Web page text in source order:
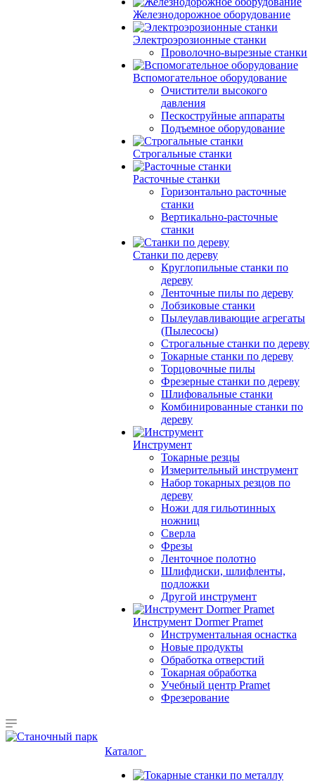
Железнодорожное оборудование
Электроэрозионные станки
Проволочно-вырезные станки
Вспомогательное оборудование
Очистители высокого
давления
Пескоструйные аппараты
Подъемное оборудование
Строгальные станки
Расточные станки
Горизонтально расточные
станки
Вертикально-расточные
станки
Станки по дереву
Круглопильные станки по
дереву
Ленточные пилы по дереву
Лобзиковые станки
Пылеулавливающие агрегаты
(Пылесосы)
Строгальные станки по дереву
Токарные станки по дереву
Торцовочные пилы
Фрезерные станки по дереву
Шлифовальные станки
Комбинированные станки по
дереву
Инструмент
Токарные резцы
Измерительный инструмент
Набор токарных резцов по
дереву
Ножи для гильотинных
ножниц
Сверла
Фрезы
Ленточное полотно
Шлифдиски, шлифленты,
подложки
Другой инструмент
Инструмент Dormer Pramet
Инструментальная оснастка
Новые продукты
Обработка отверстий
Токарная обработка
Учебный центр Pramet
Фрезерование
Каталог